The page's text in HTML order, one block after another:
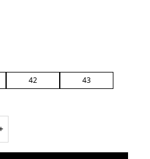
42
43